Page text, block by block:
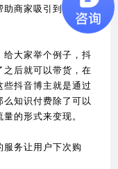
助商家吸引到更多流
大家举个例子，抖
后就可以带货，在
抖音博主就是通过
知识付费除了可以
的形式来变现。
务让用户下次购